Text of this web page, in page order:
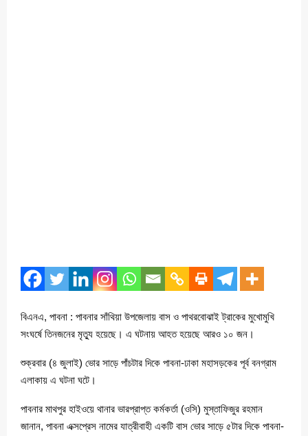
বিএনএ, পাবনা : পাবনার সাঁথিয়া উপজেলায় বাস ও পাথরবোঝাই ট্রাকের মুখোমুখি
সংঘর্ষে তিনজনের মৃত্যু হয়েছে। এ ঘটনায় আহত হয়েছে আরও ১০ জন।
শুক্রবার (৪ জুলাই) ভোর সাড়ে পাঁচটার দিকে পাবনা-ঢাকা মহাসড়কের পূর্ব বনগ্রাম
এলাকায় এ ঘটনা ঘটে।
পাবনার মাথপুর হাইওয়ে থানার ভারপ্রাপ্ত কর্মকর্তা (ওসি) মুস্তাফিজুর রহমান
জানান, পাবনা এক্সপ্রেস নামের যাত্রীবাহী একটি বাস ভোর সাড়ে ৫টার দিকে পাবনা-